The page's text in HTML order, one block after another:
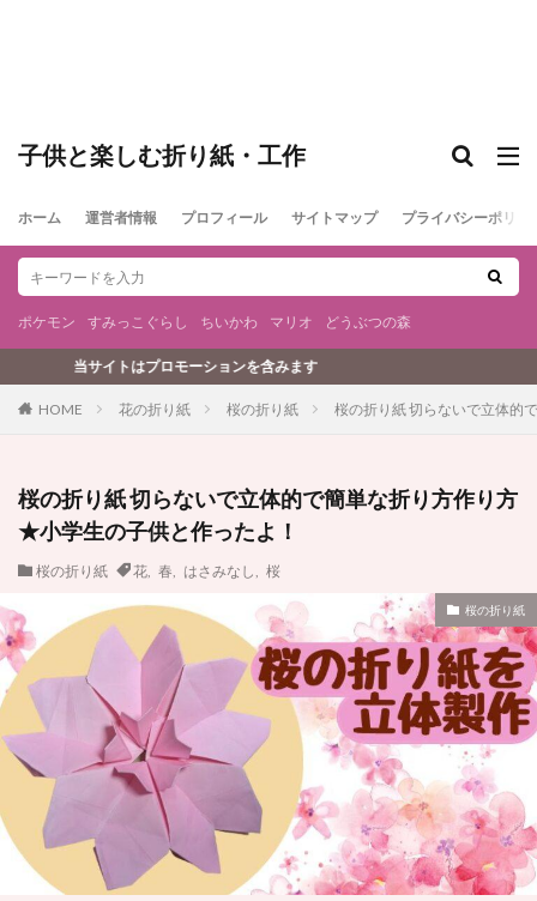
子供と楽しむ折り紙・工作
ホーム 運営者情報 プロフィール サイトマップ プライバシーポリシ
ポケモン すみっこぐらし ちいかわ マリオ どうぶつの森
を含みます
HOME 花の折り紙 桜の折り紙 桜の折り紙 切らないで立体的
桜の折り紙 切らないで立体的で簡単な折り方作り方
★小学生の子供と作ったよ！
桜の折り紙 花 春 はさみなし 桜
桜の折り紙